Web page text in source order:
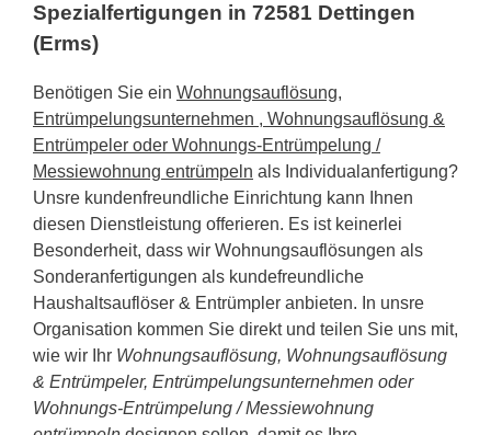
Spezialfertigungen in 72581 Dettingen
(Erms)
Benötigen Sie ein Wohnungsauflösung,
Entrümpelungsunternehmen , Wohnungsauflösung &
Entrümpeler oder Wohnungs-Entrümpelung /
Messiewohnung entrümpeln als Individualanfertigung?
Unsre kundenfreundliche Einrichtung kann Ihnen
diesen Dienstleistung offerieren. Es ist keinerlei
Besonderheit, dass wir Wohnungsauflösungen als
Sonderanfertigungen als kundefreundliche
Haushaltsauflöser & Entrümpler anbieten. In unsre
Organisation kommen Sie direkt und teilen Sie uns mit,
wie wir Ihr Wohnungsauflösung, Wohnungsauflösung
& Entrümpeler, Entrümpelungsunternehmen oder
Wohnungs-Entrümpelung / Messiewohnung